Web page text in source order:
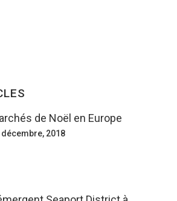
de Noël en Europe
décembre, 2018